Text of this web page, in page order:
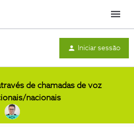
Menu
Iniciar sessão
de chamadas de voz
nacionais